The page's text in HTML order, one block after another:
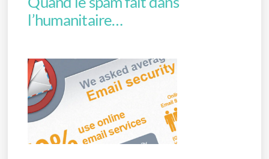
l’humanitaire…